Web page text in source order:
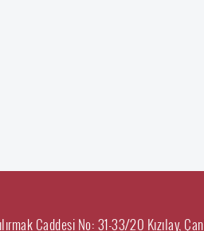
Caddesi No: 31-33/20 Kızılay,